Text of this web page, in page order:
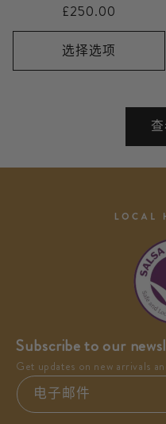
常
规
价
格
£250.00
选择选项
Subscribe to our
Get updates on new arrivals
电子邮件